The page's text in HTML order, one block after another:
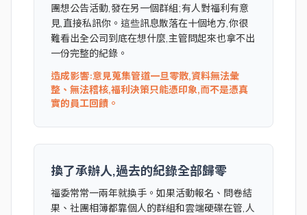
團想公告活動,發在另一個群組;有人對福利有意
見,直接私訊你。這些訊息散落在十個地方,你很
難看出全公司到底在想什麼,主管問起來也拿不出
一份完整的紀錄。
造成影響:意見蒐集管道一旦零散,資料無法彙
整、無法稽核,福利決策只能憑印象,而不是憑真
實的員工回饋。
換了承辦人,過去的紀錄全部歸零
福委常常一兩年就換手。如果活動報名、問卷結
果、社團相簿都靠個人的群組和雲端硬碟在管,人